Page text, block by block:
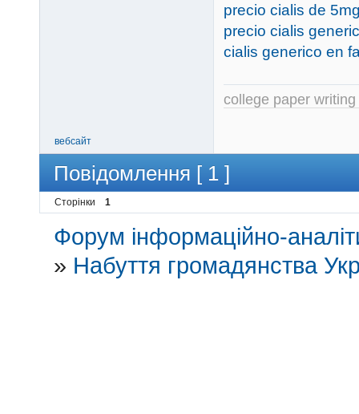
precio cialis de
precio cialis
cialis generico en
college paper
вебсайт
Повідомлення [ 1 ]
Сторінки 1
Форум інформаційно-
» Набуття громадянства